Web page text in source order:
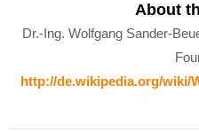
About
Dr.-Ing. Wolfgang Sander-
http://de.wikipedia.org/wiki/